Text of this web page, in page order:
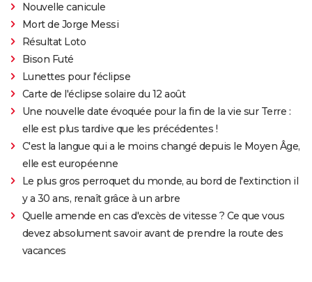
Nouvelle canicule
Mort de Jorge Messi
Résultat Loto
Bison Futé
Lunettes pour l'éclipse
Carte de l'éclipse solaire du 12 août
Une nouvelle date évoquée pour la fin de la vie sur Terre :
elle est plus tardive que les précédentes !
C'est la langue qui a le moins changé depuis le Moyen Âge,
elle est européenne
Le plus gros perroquet du monde, au bord de l'extinction il
y a 30 ans, renaît grâce à un arbre
Quelle amende en cas d'excès de vitesse ? Ce que vous
devez absolument savoir avant de prendre la route des
vacances